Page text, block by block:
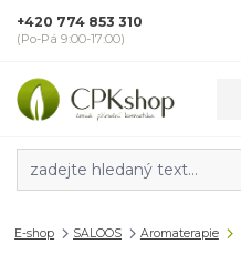
+420 774 853 310
(Po-Pá 9:00-17:00)
E-shop SALOOS Aromaterapie